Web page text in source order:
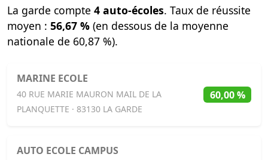
La garde compte 4 auto-écoles. Taux de réussite
moyen : 56,67 % (en dessous de la moyenne
nationale de 60,87 %).
MARINE ECOLE
40 RUE MARIE MAURON MAIL DE LA
PLANQUETTE · 83130 LA GARDE
60,00 %
AUTO ECOLE CAMPUS